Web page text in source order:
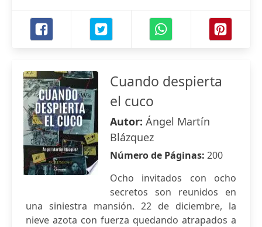
Cuando despierta
el cuco
Autor: Ángel Martín
Blázquez
Número de Páginas: 200
Ocho invitados con ocho
secretos son reunidos en
una siniestra mansión. 22 de diciembre, la
nieve azota con fuerza quedando atrapados a